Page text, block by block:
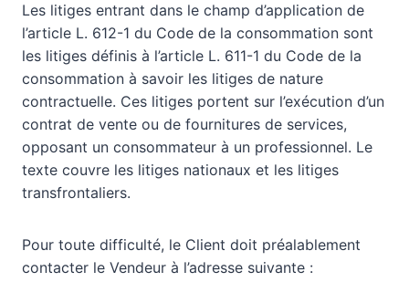
Les litiges entrant dans le champ d’application de
l’article L. 612-1 du Code de la consommation sont
les litiges définis à l’article L. 611-1 du Code de la
consommation à savoir les litiges de nature
contractuelle. Ces litiges portent sur l’exécution d’un
contrat de vente ou de fournitures de services,
opposant un consommateur à un professionnel. Le
texte couvre les litiges nationaux et les litiges
transfrontaliers.
Pour toute difficulté, le Client doit préalablement
contacter le Vendeur à l’adresse suivante :